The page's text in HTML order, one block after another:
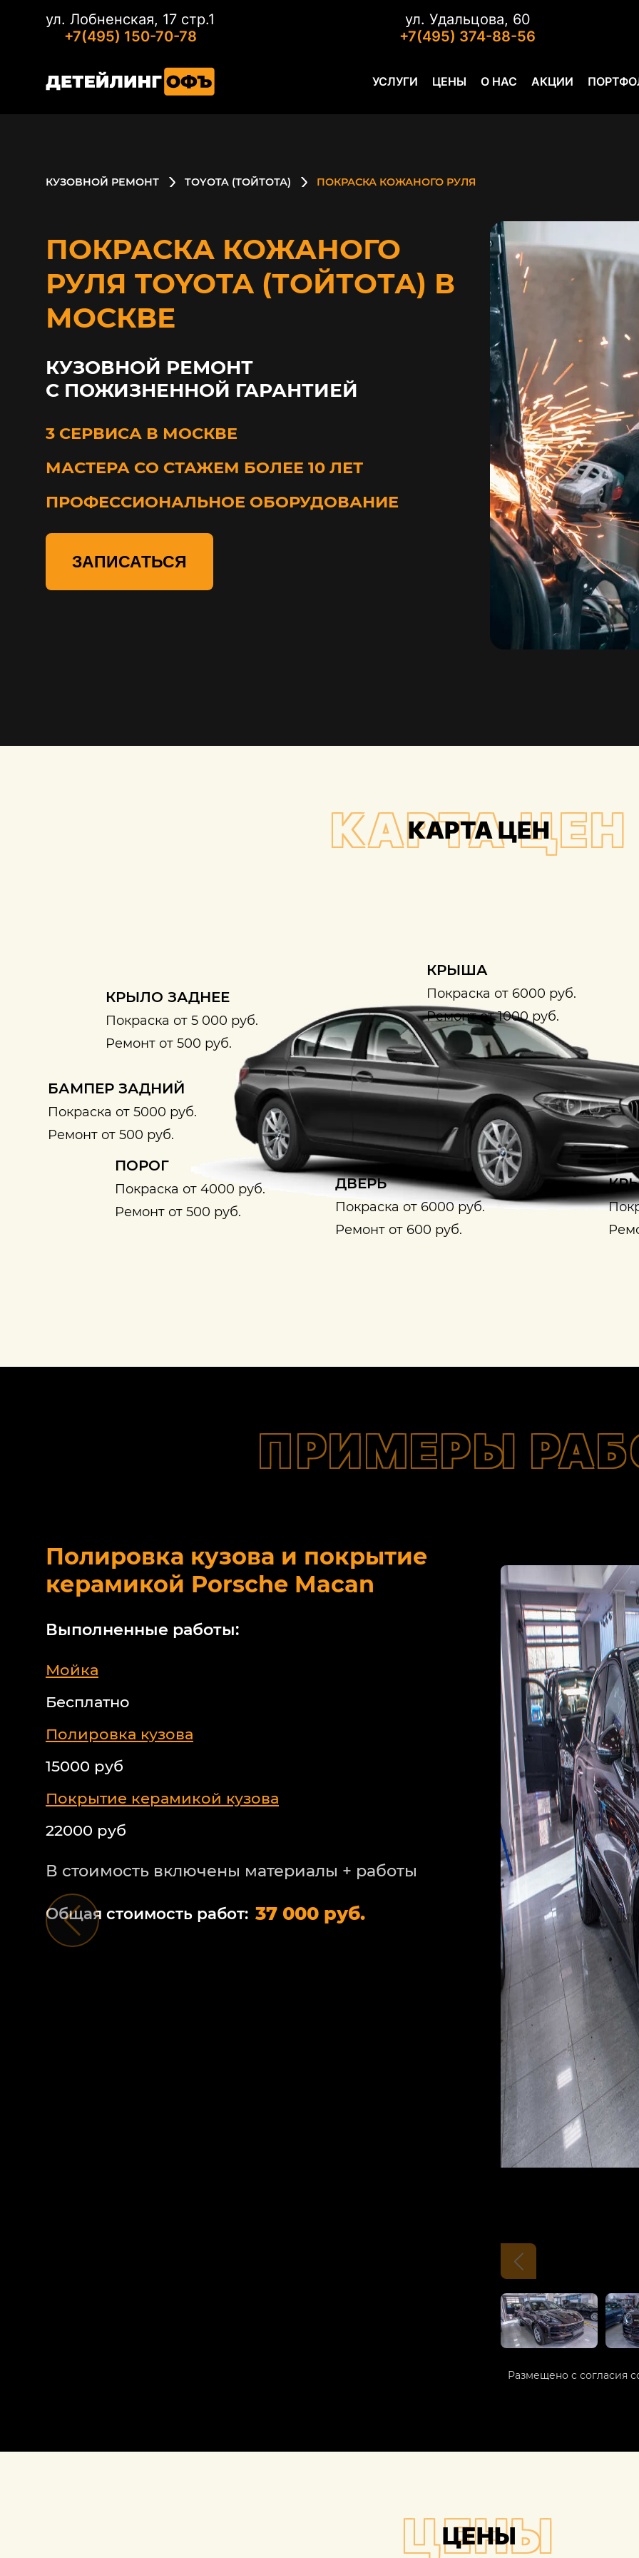
ул. Лобненская, 17 стр.1
+7(495) 150-70-78
ул. Удальцова, 60
+7(495) 374-88-56
УСЛУГИ ЦЕНЫ О НАС АКЦИИ
КУЗОВНОЙ РЕМОНТ TOYOTA (ТОЙТОТА) ПОКРАСКА КОЖАНОГО РУЛЯ
ПОКРАСКА КОЖАНОГО
РУЛЯ TOYOTA (ТОЙТОТА) В
МОСКВЕ
КУЗОВНОЙ РЕМОНТ
С ПОЖИЗНЕННОЙ ГАРАНТИЕЙ
3 СЕРВИСА В МОСКВЕ
МАСТЕРА СО СТАЖЕМ БОЛЕЕ 10 ЛЕТ
ПРОФЕССИОНАЛЬНОЕ ОБОРУДОВАНИЕ
ЗАПИСАТЬСЯ
КАРТА ЦЕН
КАРТА ЦЕН
КРЫША
Покраска от 6000 руб.
Ремонт от 1000 руб.
КРЫЛО ЗАДНЕЕ
Покраска от 5 000 руб.
Ремонт от 500 руб.
БАМПЕР ЗАДНИЙ
Покраска от 5000 руб.
Ремонт от 500 руб.
ПОРОГ
Покраска от 4000 руб.
Ремонт от 500 руб.
ДВЕРЬ
Покраска от 6000 руб.
Ремонт от 600 руб.
ПРИМЕРЫ
Полировка кузова и покрытие
керамикой Porsche Macan
Выполненные работы:
Мойка
Бесплатно
Полировка кузова
15000 руб
Покрытие керамикой кузова
22000 руб
В стоимость включены материалы + работы
Общая стоимость работ: 37 000 руб.
Размещено с согласия
ЦЕНЫ
ЦЕНЫ